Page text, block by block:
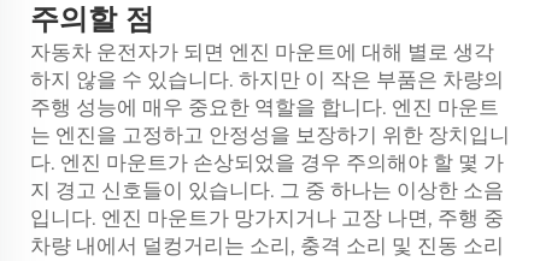
주의할 점
자동차 운전자가 되면 엔진 마운트에 대해 별로 생각
하지 않을 수 있습니다. 하지만 이 작은 부품은 차량의
주행 성능에 매우 중요한 역할을 합니다. 엔진 마운트
는 엔진을 고정하고 안정성을 보장하기 위한 장치입니
다. 엔진 마운트가 손상되었을 경우 주의해야 할 몇 가
지 경고 신호들이 있습니다. 그 중 하나는 이상한 소음
입니다. 엔진 마운트가 망가지거나 고장 나면, 주행 중
차량 내에서 덜컹거리는 소리, 충격 소리 및 진동 소리